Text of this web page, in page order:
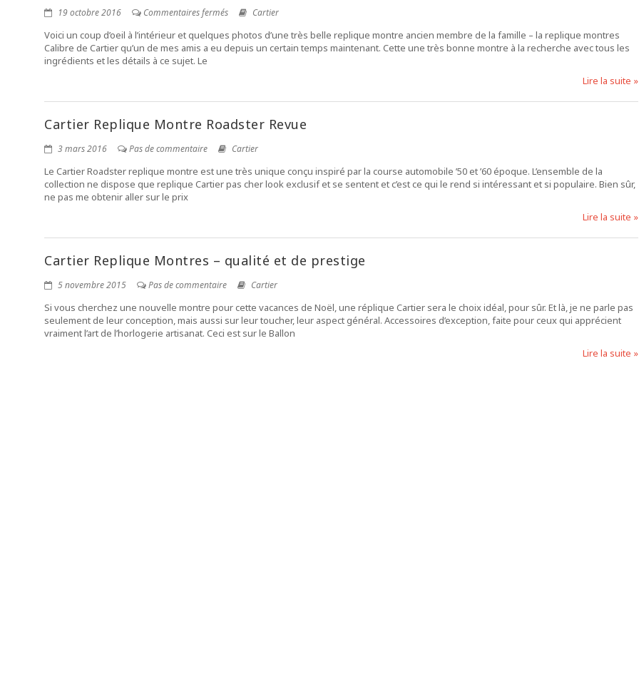
19 octobre 2016 Commentaires fermés Cartier
Voici un coup d’oeil à l’intérieur et quelques photos d’une très belle replique montre ancien membre de la famille – la replique montres
Calibre de Cartier qu’un de mes amis a eu depuis un certain temps maintenant. Cette une très bonne montre à la recherche avec tous les
ingrédients et les détails à ce sujet. Le
Lire la suite »
Cartier Replique Montre Roadster Revue
3 mars 2016 Pas de commentaire Cartier
Le Cartier Roadster replique montre est une très unique conçu inspiré par la course automobile ’50 et ’60 époque. L’ensemble de la
collection ne dispose que replique Cartier pas cher look exclusif et se sentent et c’est ce qui le rend si intéressant et si populaire. Bien sûr,
ne pas me obtenir aller sur le prix
Lire la suite »
Cartier Replique Montres – qualité et de prestige
5 novembre 2015 Pas de commentaire Cartier
Si vous cherchez une nouvelle montre pour cette vacances de Noël, une réplique Cartier sera le choix idéal, pour sûr. Et là, je ne parle pas
seulement de leur conception, mais aussi sur leur toucher, leur aspect général. Accessoires d’exception, faite pour ceux qui apprécient
vraiment l’art de l’horlogerie artisanat. Ceci est sur le Ballon
Lire la suite »